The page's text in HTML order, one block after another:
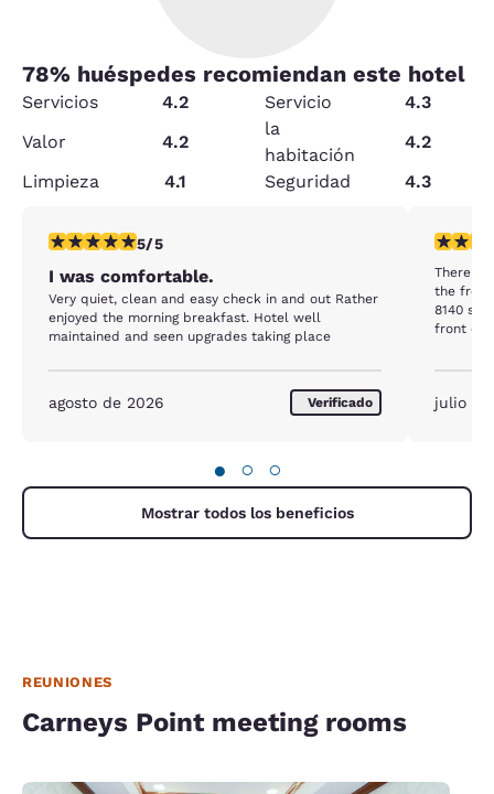
78% huéspedes recomiendan este hotel
Servicios 4.2 Servicio
4.3
Valor
4.2
la
habitación
4.2
Limpieza
4.1 Seguridad 4.3
calificación de 5 estrellas. Excepcional. 1 reseña
5/5
I was comfortable.
Very quiet, clean and easy check in and out Rather
enjoyed the morning breakfast. Hotel well
maintained and seen upgrades taking place
agosto de 2026 Verificado
There is
the front
8140
front
No joy.
julio de
● ○ ○
Mostrar todos los beneficios
REUNIONES
Carneys Point meeting rooms